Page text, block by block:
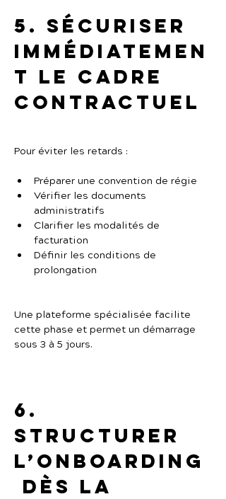
5. Sécuriser
immédiatemen
t le cadre
contractuel
Pour éviter les retards :
Préparer une convention de régie
Vérifier les documents
administratifs
Clarifier les modalités de
facturation
Définir les conditions de
prolongation
Une plateforme spécialisée facilite
cette phase et permet un démarrage
sous 3 à 5 jours.
6.
Structurer
l’onboarding
dès la